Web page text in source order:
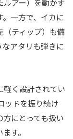
一方で、イカに
（ティップ）も備
アタリも弾きに
軽く設計されてい
ッドを振り続け
にとっても扱い
す。